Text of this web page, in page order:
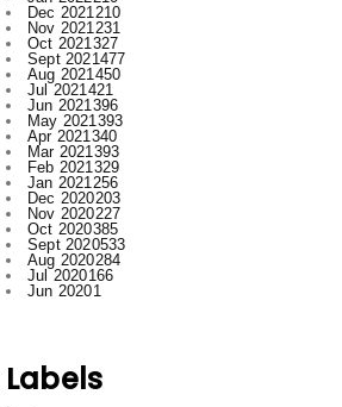
Aug 2021450
Jul 2021421
Jun 2021396
May 2021393
Apr 2021340
Mar 2021393
Feb 2021329
Jan 2021256
Dec 2020203
Nov 2020227
Oct 2020385
Sept 2020533
Aug 2020284
Jul 2020166
Jun 20201
Ambagarh
Ambagarh Chauki